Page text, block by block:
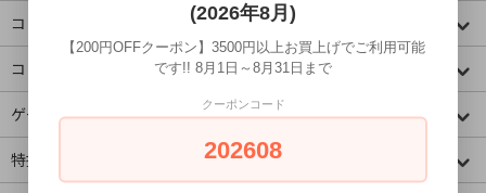
コミック・アニメ(その他)
コミック・アニメ(ラノベ系)
ゲームキャラクター
特撮・ヒーロー
(2026年8月)
【200円OFFクーポン】3500円以上お買上げでご利用可能
です!! 8月1日～8月31日まで
クーポンコード
202608